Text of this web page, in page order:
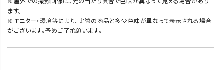
※屋外での撮影画像は、光の当たり具合で色味が異なって見える場合があり
ます。
※モニター・環境等により、実際の商品と多少色味が異なって表示される場合
がございます。予めご了承願います。